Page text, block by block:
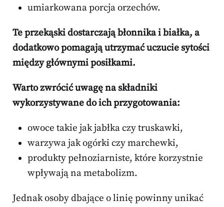
umiarkowana porcja orzechów.
Te przekąski dostarczają błonnika i białka, a
dodatkowo pomagają utrzymać uczucie sytości
między głównymi posiłkami.
Warto zwrócić uwagę na składniki
wykorzystywane do ich przygotowania:
owoce takie jak jabłka czy truskawki,
warzywa jak ogórki czy marchewki,
produkty pełnoziarniste, które korzystnie
wpływają na metabolizm.
Jednak osoby dbające o linię powinny unikać